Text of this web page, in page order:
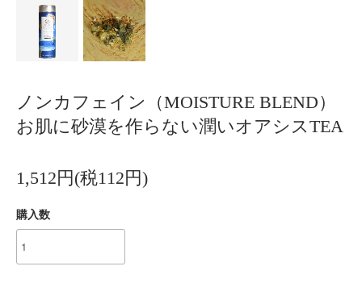
ノンカフェイン（MOISTURE BLEND）
お肌に砂漠を作らない潤いオアシスTEA
1,512円(税112円)
購入数